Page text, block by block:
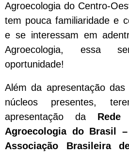
Agroecologia do Centro-
tem pouca familiaridade e
e se interessam em
Agroecologia, essa
oportunidade!
Além da apresentação
núcleos presentes,
apresentação da
Agroecologia do Brasil –
Associação Brasileira